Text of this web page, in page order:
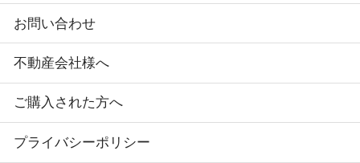
お問い合わせ
不動産会社様へ
ご購入された方へ
プライバシーポリシー